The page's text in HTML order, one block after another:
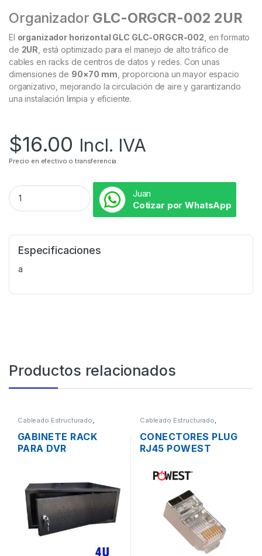
Organizador GLC-ORGCR-002 2UR
El organizador horizontal GLC GLC-ORGCR-002 , en formato
de 2UR , está optimizado para el manejo de alto tráfico de
cables en racks de centros de datos y redes. Con unas
dimensiones de 90×70 mm , proporciona un mayor espacio
organizativo, mejorando la circulación de aire y garantizando
una instalación limpia y eficiente.
$16.00 Incl. IVA
Precio en efectivo o transferencia
Juan
Cotizar por WhatsApp
Especificaciones
a
Productos relacionados
Cableado Estructurado,
Metalmecánicos Redes
GABINETE RACK
PARA DVR
MONOBLOQUE
Cableado Estructurado,
CONECTORES PLUG
RJ45 POWEST
BLINDADOS CAT6A